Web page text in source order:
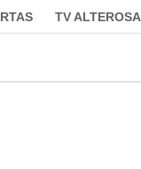
TV ALTEROSA